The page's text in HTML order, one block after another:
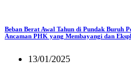
Beban Berat Awal Tahun di Pundak Buruh
Ancaman PHK yang Membayangi dan
13/01/2025